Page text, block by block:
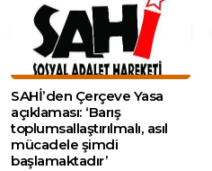
SAHİ’den Çerçeve Yasa
açıklaması: ‘Barış
toplumsallaştırılmalı, asıl
mücadele şimdi
başlamaktadır’